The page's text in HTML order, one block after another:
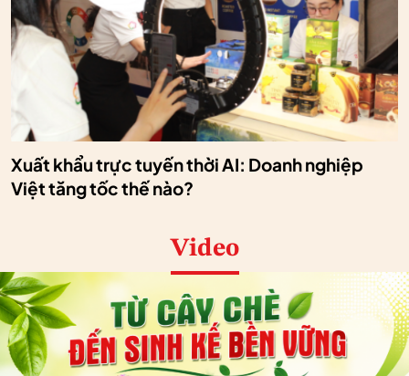
Xuất khẩu trực tuyến thời AI: Doanh nghiệp
Việt tăng tốc thế nào?
Video